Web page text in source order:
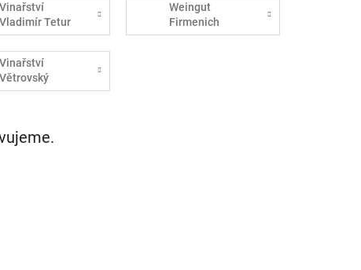
Vinařství
Vladimír Tetur
Weingut
Firmenich
Vinařství
Větrovský